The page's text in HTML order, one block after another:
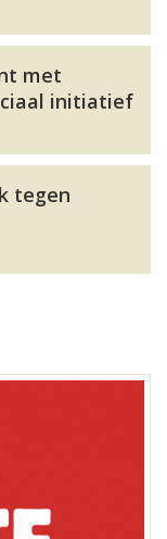
met
initiatief
tegen